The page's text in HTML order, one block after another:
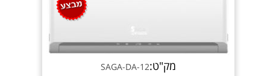
מק"ט:SAGA-DA-12